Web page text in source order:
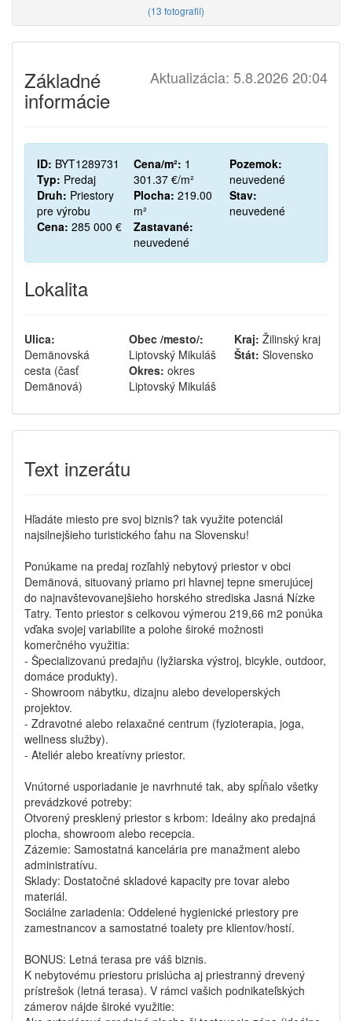
(13 fotografií)
Aktualizácia: 5.8.2026 20:04
Základné
informácie
ID: BYT1289731
Typ: Predaj
Druh:
pre výrobu
Cena: 285 000 €
Cena/m²:
301.37 €/m²
Plocha:
m²
Zastavané:
neuvedené
Pozemok:
neuvedené
Stav:
neuvedené
Lokalita
Ulica:
Demänovská
cesta (časť
Demänová)
Obec /mesto/:
Liptovský Mikuláš
Okres: okres
Liptovský Mikuláš
Kraj: Žilinský kraj
Štát: Slovensko
Text inzerátu
Hľadáte miesto pre svoj biznis? tak využite potenciál
najsilnejšieho turistického ťahu na Slovensku!
Ponúkame na predaj rozľahlý nebytový priestor v obci
Demänová, situovaný priamo pri hlavnej tepne smerujúcej
do najnavštevovanejšieho horského strediska Jasná Nízke
Tatry. Tento priestor s celkovou výmerou 219,66 m2 ponúka
vďaka svojej variabilite a polohe široké možnosti
komerčného využitia:
- Špecializovanú predajňu (lyžiarska výstroj, bicykle, outdoor,
domáce produkty).
- Showroom nábytku, dizajnu alebo developerských
projektov.
- Zdravotné alebo relaxačné centrum (fyzioterapia, joga,
wellness služby).
- Ateliér alebo kreatívny priestor.
Vnútorné usporiadanie je navrhnuté tak, aby spĺňalo všetky
prevádzkové potreby:
Otvorený presklený priestor s krbom: Ideálny ako predajná
plocha, showroom alebo recepcia.
Zázemie: Samostatná kancelária pre manažment alebo
administratívu.
Sklady: Dostatočné skladové kapacity pre tovar alebo
materiál.
Sociálne zariadenia: Oddelené hygienické priestory pre
zamestnancov a samostatné toalety pre klientov/hostí.
BONUS: Letná terasa pre váš biznis.
K nebytovému priestoru prislúcha aj priestranný drevený
prístrešok (letná terasa). V rámci vašich podnikateľských
zámerov nájde široké využitie: